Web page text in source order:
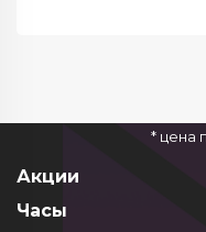
* цена
Акции
Часы